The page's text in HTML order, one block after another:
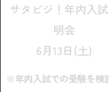
サタビジ！年内入
明会
6月13日(土)
※年内入試での受験を検